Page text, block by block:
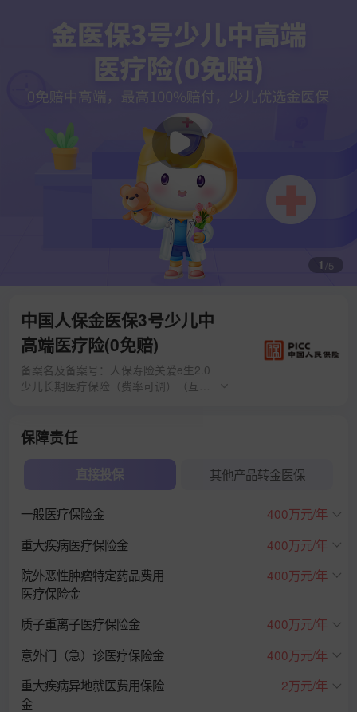
1 5
中国人保金医保3号少儿中
高端医疗险(0免赔)
备案名及备案号：人保寿险关爱e生2.0
少儿长期医疗保险（费率可调）（互联
定疾病2.0门急诊医疗保险（互联网专
属）、人保寿险一般特需医疗保险（互
保障责任
直接投保 其他产品转金医保
一般医疗保险金
400万元/年
重大疾病医疗保险金
400万元/年
院外恶性肿瘤特定药品费用
医疗保险金
400万元/年
质子重离子医疗保险金
400万元/年
意外门（急）诊医疗保险金
400万元/年
重大疾病异地就医费用保险
金
2万元/年